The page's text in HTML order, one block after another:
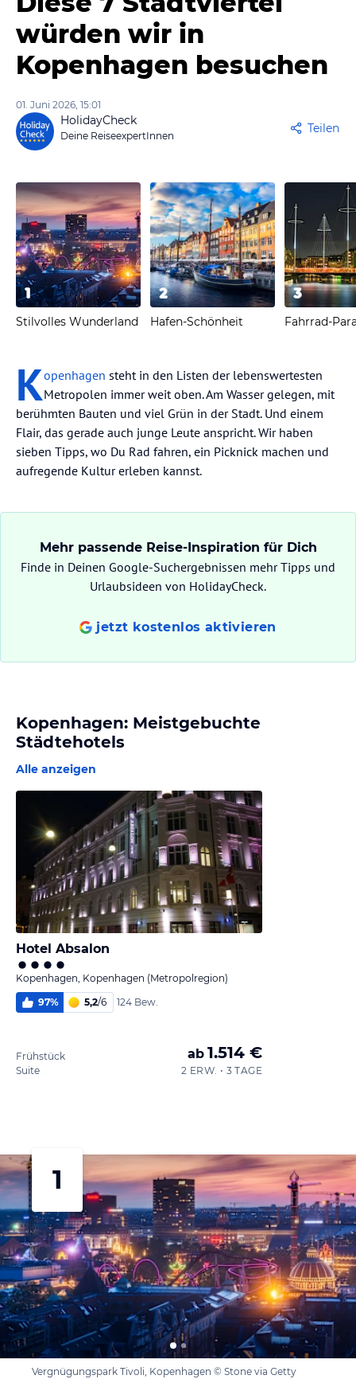
würden wir in
Kopenhagen besuchen
01. Juni 2026, 15:01
HolidayCheck
Deine ReiseexpertInnen
Teilen
1
Stilvolles Wunderland
2
Hafen-Schönheit
3
Fahrrad-
Kopenhagen steht in den Listen der lebenswertesten
Metropolen immer weit oben. Am Wasser gelegen, mit
berühmten Bauten und viel Grün in der Stadt. Und einem
Flair, das gerade auch junge Leute anspricht. Wir haben
sieben Tipps, wo Du Rad fahren, ein Picknick machen und
aufregende Kultur erleben kannst.
Mehr passende Reise-Inspiration für Dich
Finde in Deinen Google-Suchergebnissen mehr Tipps und
Urlaubsideen von HolidayCheck.
jetzt kostenlos aktivieren
Kopenhagen: Meistgebuchte
Städtehotels
Alle anzeigen
Hotel Absalon
Kopenhagen, Kopenhagen (Metropolregion)
97% 5,2/6 124 Bew.
Frühstück
Suite
ab 1.514 €
2 ERW. • 3 TAGE
1
Vergnügungspark Tivoli, Kopenhagen © Stone via Getty